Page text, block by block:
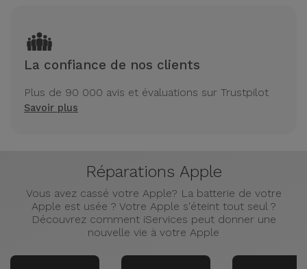
La confiance de nos clients
Plus de 90 000 avis et évaluations sur Trustpilot
Savoir plus
Réparations Apple
Vous avez cassé votre Apple? La batterie de votre
Apple est usée ? Votre Apple s'éteint tout seul ?
Découvrez comment iServices peut donner une
nouvelle vie à votre Apple